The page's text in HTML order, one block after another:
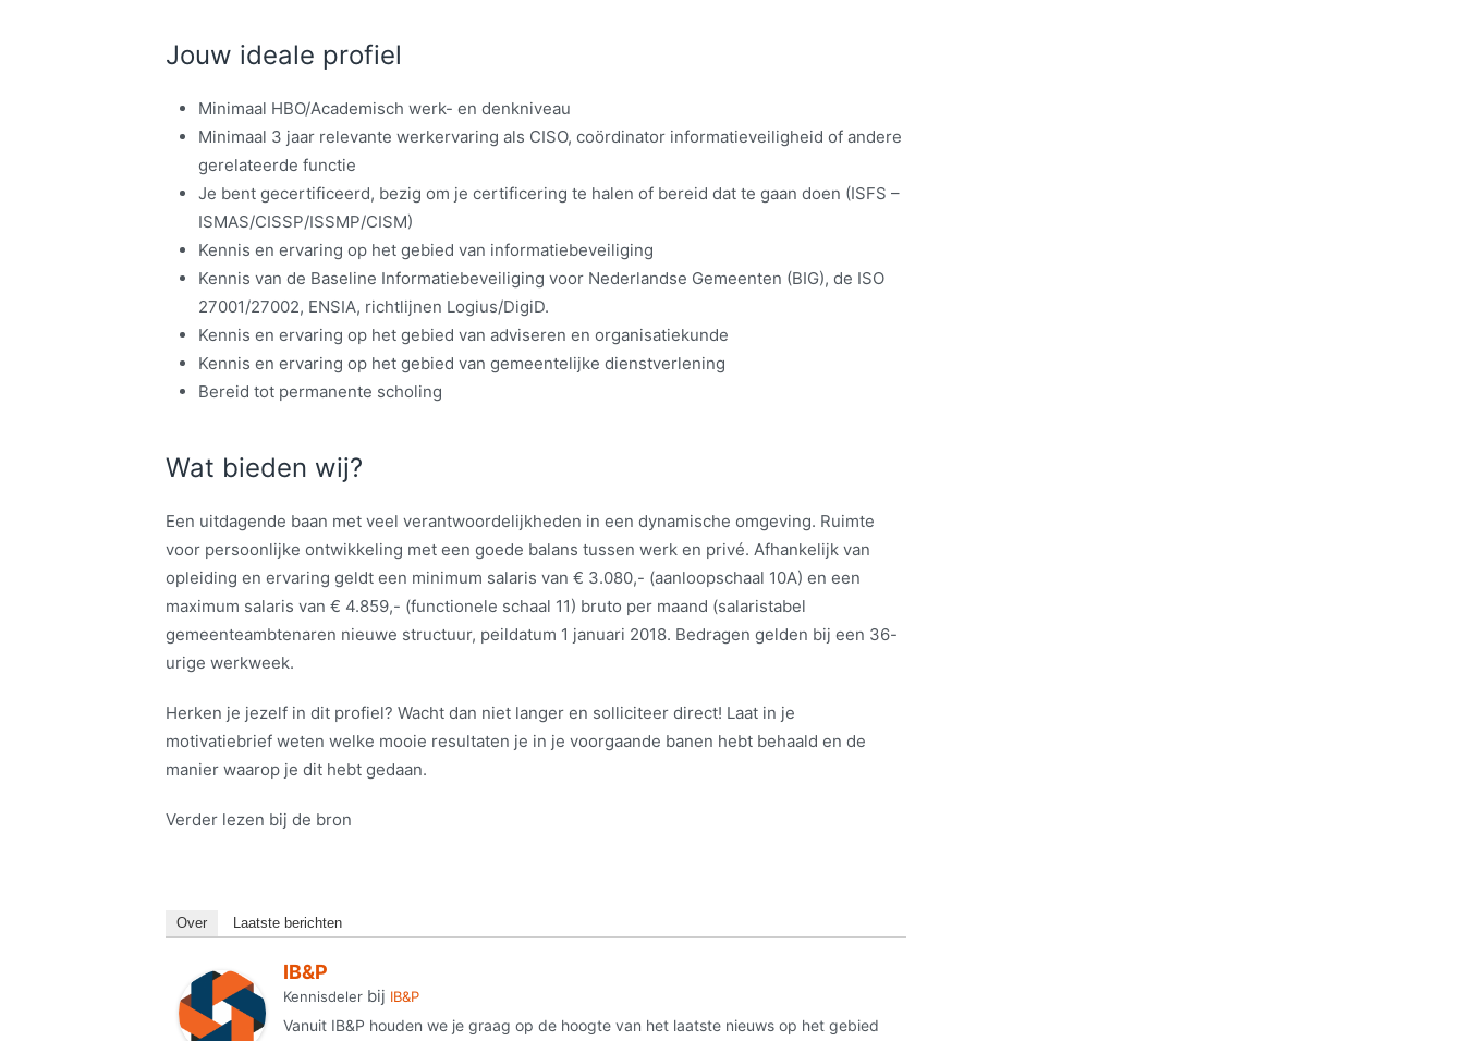
Jouw ideale profiel
Minimaal HBO/Academisch werk- en denkniveau
Minimaal 3 jaar relevante werkervaring als CISO, coördinator informatieveiligheid of andere
gerelateerde functie
Je bent gecertificeerd, bezig om je certificering te halen of bereid dat te gaan doen (ISFS –
ISMAS/CISSP/ISSMP/CISM)
Kennis en ervaring op het gebied van informatiebeveiliging
Kennis van de Baseline Informatiebeveiliging voor Nederlandse Gemeenten (BIG), de ISO
27001/27002, ENSIA, richtlijnen Logius/DigiD.
Kennis en ervaring op het gebied van adviseren en organisatiekunde
Kennis en ervaring op het gebied van gemeentelijke dienstverlening
Bereid tot permanente scholing
Wat bieden wij?
Een uitdagende baan met veel verantwoordelijkheden in een dynamische omgeving. Ruimte
voor persoonlijke ontwikkeling met een goede balans tussen werk en privé. Afhankelijk van
opleiding en ervaring geldt een minimum salaris van € 3.080,- (aanloopschaal 10A) en een
maximum salaris van € 4.859,- (functionele schaal 11) bruto per maand (salaristabel
gemeenteambtenaren nieuwe structuur, peildatum 1 januari 2018. Bedragen gelden bij een 36-
urige werkweek.
Herken je jezelf in dit profiel? Wacht dan niet langer en solliciteer direct! Laat in je
motivatiebrief weten welke mooie resultaten je in je voorgaande banen hebt behaald en de
manier waarop je dit hebt gedaan.
Verder lezen bij de bron
Over Laatste berichten
IB&P
Kennisdeler bij IB&P
Vanuit IB&P houden we je graag op de hoogte van het laatste nieuws op het gebied